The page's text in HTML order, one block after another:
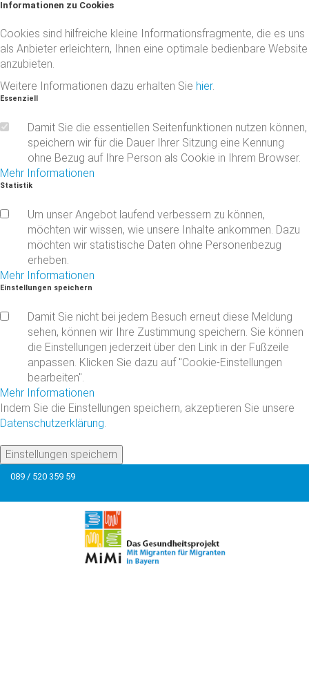
Informationen zu Cookies
Cookies sind hilfreiche kleine Informationsfragmente, die es uns
als Anbieter erleichtern, Ihnen eine optimale bedienbare Website
anzubieten.
Weitere Informationen dazu erhalten Sie hier.
Essenziell
Damit Sie die essentiellen Seitenfunktionen nutzen können,
speichern wir für die Dauer Ihrer Sitzung eine Kennung
ohne Bezug auf Ihre Person als Cookie in Ihrem Browser.
Mehr Informationen
Statistik
Um unser Angebot laufend verbessern zu können,
möchten wir wissen, wie unsere Inhalte ankommen. Dazu
möchten wir statistische Daten ohne Personenbezug
erheben.
Mehr Informationen
Einstellungen speichern
Damit Sie nicht bei jedem Besuch erneut diese Meldung
sehen, können wir Ihre Zustimmung speichern. Sie können
die Einstellungen jederzeit über den Link in der Fußzeile
anpassen. Klicken Sie dazu auf "Cookie-Einstellungen
bearbeiten".
Mehr Informationen
Indem Sie die Einstellungen speichern, akzeptieren Sie unsere
Datenschutzerklärung.
Einstellungen speichern
089 / 520 359 59